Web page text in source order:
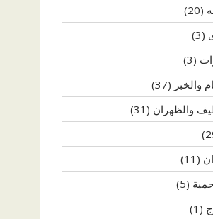
(20)
(3)
(3)
والخبر (37)
والظهران (31)
(11)
(5)
(1)